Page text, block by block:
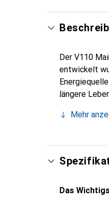
Der V110
entwickelt
längere
zu
funktional,
Mehr
Das